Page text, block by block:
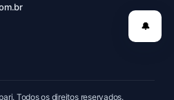
🔔
Todos os direitos reservados.